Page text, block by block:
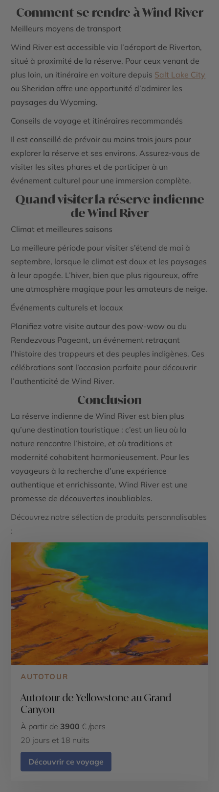
Comment se rendre à Wind River
Meilleurs moyens de transport
Wind River est accessible via l’aéroport de Riverton,
situé à proximité de la réserve. Pour ceux venant de
plus loin, un itinéraire en voiture depuis Salt Lake City
ou Sheridan offre une opportunité d’admirer les
paysages du Wyoming.
Conseils de voyage et itinéraires recommandés
Il est conseillé de prévoir au moins trois jours pour
explorer la réserve et ses environs. Assurez-vous de
visiter les sites phares et de participer à un
événement culturel pour une immersion complète.
Quand visiter la réserve indienne
de Wind River
Climat et meilleures saisons
La meilleure période pour visiter s’étend de mai à
septembre, lorsque le climat est doux et les paysages
à leur apogée. L’hiver, bien que plus rigoureux, offre
une atmosphère magique pour les amateurs de neige.
Événements culturels et locaux
Planifiez votre visite autour des pow-wow ou du
Rendezvous Pageant, un événement retraçant
l’histoire des trappeurs et des peuples indigènes. Ces
célébrations sont l’occasion parfaite pour découvrir
l’authenticité de Wind River.
Conclusion
La réserve indienne de Wind River est bien plus
qu’une destination touristique : c’est un lieu où la
nature rencontre l’histoire, et où traditions et
modernité cohabitent harmonieusement. Pour les
voyageurs à la recherche d’une expérience
authentique et enrichissante, Wind River est une
promesse de découvertes inoubliables.
Découvrez notre sélection de produits personnalisables
:
AUTOTOUR
Autotour de Yellowstone au Grand
Canyon
À partir de 3900 € /pers
20 jours et 18 nuits
Découvrir ce voyage